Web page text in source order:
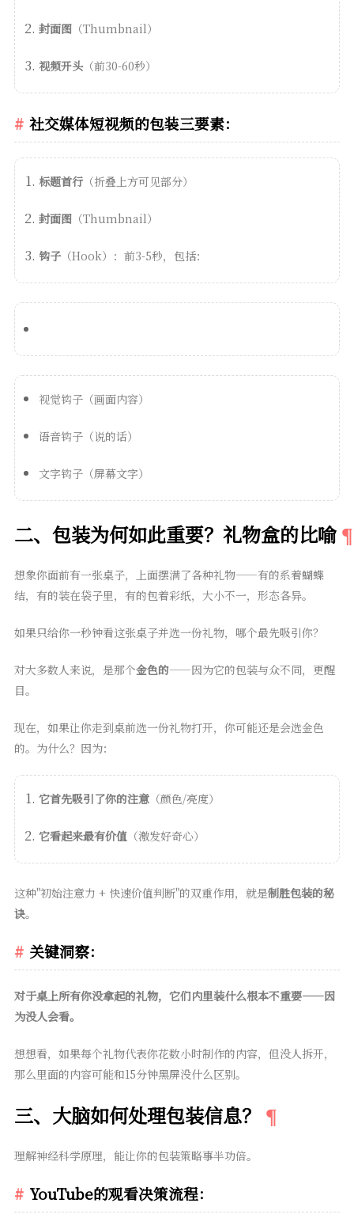
封面图（Thumbnail）
视频开头（前30-60秒）
社交媒体短视频的包装三要素：
标题首行（折叠上方可见部分）
封面图（Thumbnail）
钩子（Hook）：前3-5秒，包括：
视觉钩子（画面内容）
语音钩子（说的话）
文字钩子（屏幕文字）
二、包装为何如此重要？礼物盒的比喻
想象你面前有一张桌子，上面摆满了各种礼物——有的系着蝴蝶
结，有的装在袋子里，有的包着彩纸，大小不一，形态各异。
如果只给你一秒钟看这张桌子并选一份礼物，哪个最先吸引你？
对大多数人来说，是那个金色的——因为它的包装与众不同，更醒
目。
现在，如果让你走到桌前选一份礼物打开，你可能还是会选金色
的。为什么？因为：
它首先吸引了你的注意（颜色/亮度）
它看起来最有价值（激发好奇心）
这种"初始注意力 + 快速价值判断"的双重作用，就是制胜包装的秘
诀。
关键洞察：
对于桌上所有你没拿起的礼物，它们内里装什么根本不重要——因
为没人会看。
想想看，如果每个礼物代表你花数小时制作的内容，但没人拆开，
那么里面的内容可能和15分钟黑屏没什么区别。
三、大脑如何处理包装信息？
理解神经科学原理，能让你的包装策略事半功倍。
YouTube的观看决策流程：